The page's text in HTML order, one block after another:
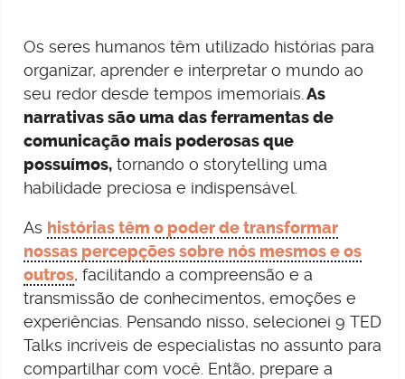
Os seres humanos têm utilizado histórias para
organizar, aprender e interpretar o mundo ao
seu redor desde tempos imemoriais.As
narrativas são uma das ferramentas de
comunicação mais poderosas que
possuímos, tornando o storytelling uma
habilidade preciosa e indispensável.
As histórias têm o poder de transformar
nossas percepções sobre nós mesmos e os
outros, facilitando a compreensão e a
transmissão de conhecimentos, emoções e
experiências. Pensando nisso, selecionei 9 TED
Talks incríveis de especialistas no assunto para
compartilhar com você. Então, prepare a